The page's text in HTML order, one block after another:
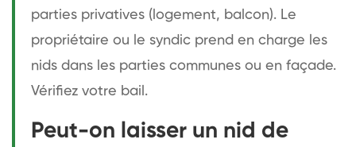
parties privatives (logement, balcon). Le
propriétaire ou le syndic prend en charge les
nids dans les parties communes ou en façade.
Vérifiez votre bail.
Peut-on laisser un nid de